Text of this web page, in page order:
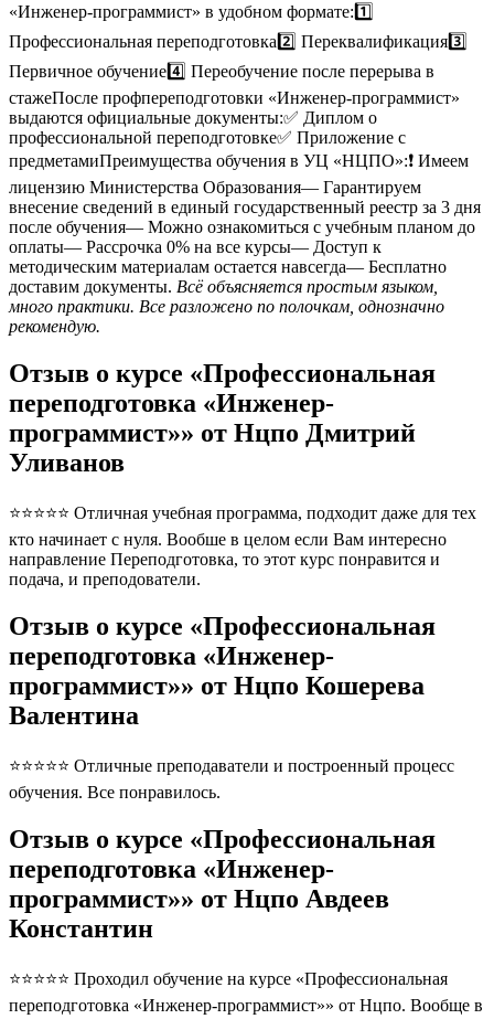
«Инженер-программист» в удобном формате:1️⃣
Профессиональная переподготовка2️⃣ Переквалификация3️⃣
Первичное обучение4️⃣ Переобучение после перерыва в
стажеПосле профпереподготовки «Инженер-программист»
выдаются официальные документы:✅ Диплом о
профессиональной переподготовке✅ Приложение с
предметамиПреимущества обучения в УЦ «НЦПО»:❗️ Имеем
лицензию Министерства Образования— Гарантируем
внесение сведений в единый государственный реестр за 3 дня
после обучения— Можно ознакомиться с учебным планом до
оплаты— Рассрочка 0% на все курсы— Доступ к
методическим материалам остается навсегда— Бесплатно
доставим документы. Всё объясняется простым языком,
много практики. Все разложено по полочкам, однозначно
рекомендую.
Отзыв о курсе «Профессиональная
переподготовка «Инженер-
программист»» от Нцпо Дмитрий
Уливанов
⭐⭐⭐⭐⭐ Отличная учебная программа, подходит даже для тех
кто начинает с нуля. Вообше в целом если Вам интересно
направление Переподготовка, то этот курс понравится и
подача, и преподователи.
Отзыв о курсе «Профессиональная
переподготовка «Инженер-
программист»» от Нцпо Кошерева
Валентина
⭐⭐⭐⭐⭐ Отличные преподаватели и построенный процесс
обучения. Все понравилось.
Отзыв о курсе «Профессиональная
переподготовка «Инженер-
программист»» от Нцпо Авдеев
Константин
⭐⭐⭐⭐⭐ Проходил обучение на курсе «Профессиональная
переподготовка «Инженер-программист»» от Нцпо. Вообще в